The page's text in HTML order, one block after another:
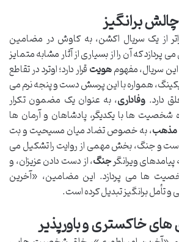
برانگیز
از یک سریال اکشن، به کاوش در مضامین
که آن را از بسیاری از آثار مشابه متمایز
سریال، مفهومهویتقرار دارد؛ اوترد در تقاطع
همواره با این پرسش دست و پنجه نرم می
دارد. وفاداری، به عنوان یک مضمون تکرار
شخصیت ها با یکدیگر، پادشاهان و آرمان ها
مذهب، به خصوص تضاد میان مسیحیت و بت
و جنگ، بخش مهمی از روایت را تشکیل می
ویرانگرجنگ، از دست دادن عزیزان، و
ها می پردازد. این مضامین، «آخرین
و تأمل برانگیز تبدیل کرده است.
خاکستری و باورپذیر